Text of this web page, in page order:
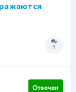
1
Отвечен